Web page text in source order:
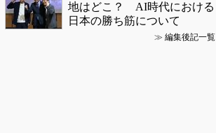
地はどこ？ AI時代における
日本の勝ち筋について
≫ 編集後記一覧